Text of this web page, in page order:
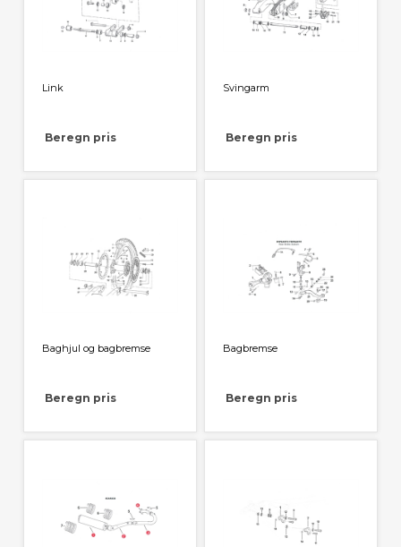
Link
Beregn pris
Svingarm
Beregn pris
Baghjul og bagbremse
Beregn pris
Bagbremse
Beregn pris